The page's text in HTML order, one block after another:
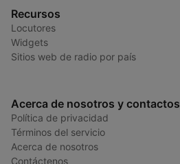
Recursos
Locutores
Widgets
Sitios web de radio por país
Acerca de nosotros y contactos
Política de privacidad
Términos del servicio
Acerca de nosotros
Contáctenos